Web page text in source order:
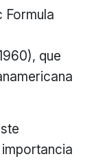
Formula
que